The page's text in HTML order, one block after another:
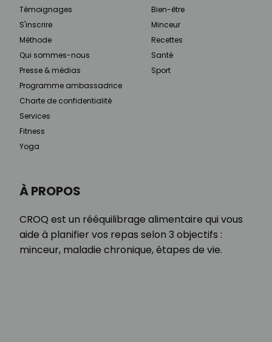
À PROPOS
CROQ est un rééquilibrage alimentaire qui vous
aide à planifier vos repas selon 3 objectifs :
minceur, maladie chronique, étapes de vie.
Témoignages
S'inscrire
Méthode
Qui sommes-nous
Presse & médias
Programme ambassadrice
Charte de confidentialité
Services
Fitness
Yoga
Bien-être
Minceur
Recettes
Santé
Sport